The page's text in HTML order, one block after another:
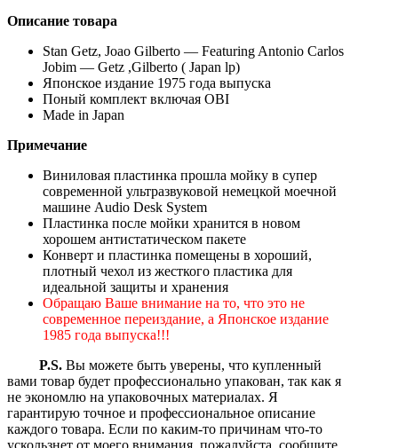
Описание товара
Stan Getz, Joao Gilberto — Featuring Antonio Carlos
Jobim — Getz ,Gilberto ( Japan lp)
Японское издание 1975 года выпуска
Поный комплект включая OBI
Made in Japan
Примечание
Виниловая пластинка прошла мойку в супер
современной ультразвуковой немецкой моечной
машине Audio Desk System
Пластинка после мойки хранится в новом
хорошем антистатическом пакете
Конверт и пластинка помещены в хороший,
плотный чехол из жесткого пластика для
идеальной защиты и хранения
Обращаю Ваше внимание на то, что это не
современное переиздание, а Японское издание
1985 года выпуска!!!
P.S. Вы можете быть уверены, что купленный
вами товар будет профессионально упакован, так как я
не экономлю на упаковочных материалах. Я
гарантирую точное и профессиональное описание
каждого товара. Если по каким-то причинам что-то